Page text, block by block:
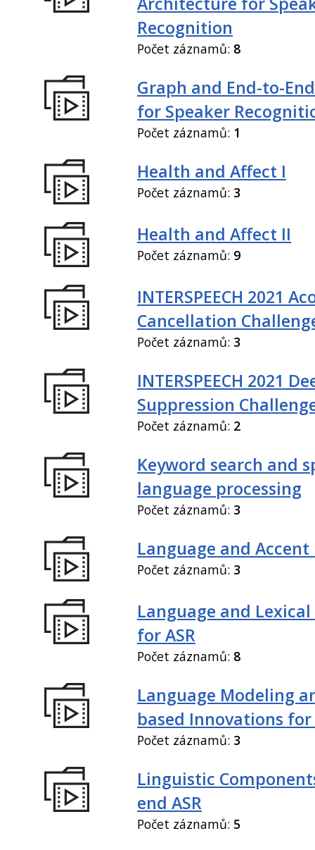
Recognition
Počet záznamů: 8
Graph and End-to-
for Speaker
Počet záznamů: 1
Health and Affect I
Počet záznamů: 3
Health and Affect II
Počet záznamů: 9
INTERSPEECH 2021
Cancellation
Počet záznamů: 3
INTERSPEECH 2021
Suppression
Počet záznamů: 2
Keyword search and
language processing
Počet záznamů: 3
Language and
Počet záznamů: 3
Language and
for ASR
Počet záznamů: 8
Language Modeling
based Innovations for
Počet záznamů: 3
Linguistic
end ASR
Počet záznamů: 5